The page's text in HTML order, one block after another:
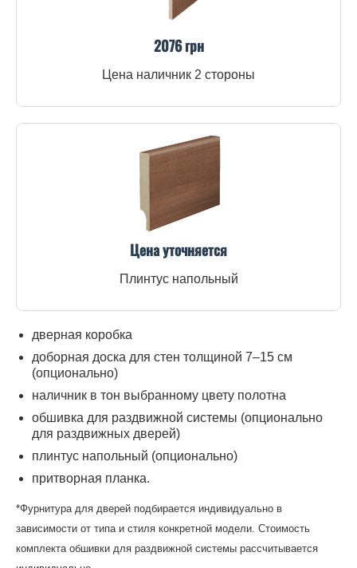
2076 грн
Цена наличник 2 стороны
Цена уточняется
Плинтус напольный
дверная коробка
доборная доска для стен толщиной 7–15 см
(опционально)
наличник в тон выбранному цвету полотна
обшивка для раздвижной системы (опционально
для раздвижных дверей)
плинтус напольный (опционально)
притворная планка.
*Фурнитура для дверей подбирается индивидуально в
зависимости от типа и стиля конкретной модели. Стоимость
комплекта обшивки для раздвижной системы рассчитывается